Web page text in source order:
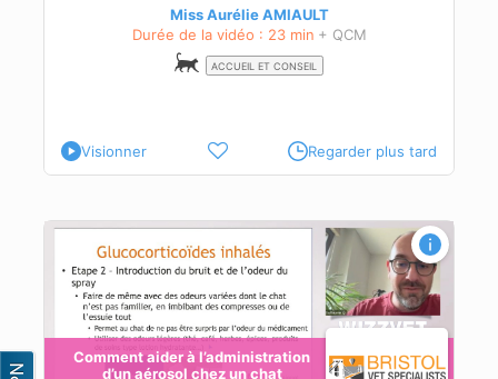
Miss Aurélie AMIAULT
Durée de la vidéo : 23 min + QCM
ACCUEIL ET CONSEIL
Visionner Regarder plus tard
Comment aider à l’administration
d’un aérosol chez un chat